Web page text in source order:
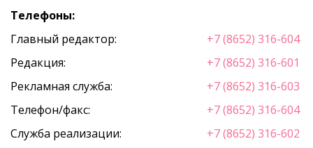
Телефоны:
Главный редактор:
+7 (8652) 316-604
Редакция:
+7 (8652) 316-601
Рекламная служба:
+7 (8652) 316-603
Телефон/факс:
+7 (8652) 316-604
Служба реализации:
+7 (8652) 316-602